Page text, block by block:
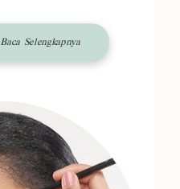
Baca Selengkapnya